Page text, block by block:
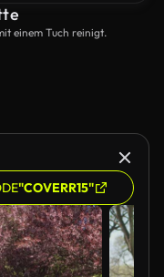
einem Tuch reinigt.
"COVERR15"